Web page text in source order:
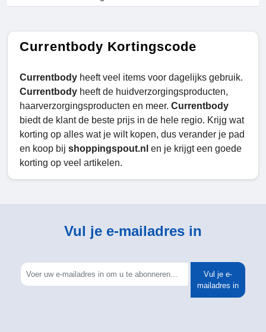
Currentbody Kortingscode
Currentbody heeft veel items voor dagelijks gebruik.
Currentbody heeft de huidverzorgingsproducten,
haarverzorgingsproducten en meer. Currentbody
biedt de klant de beste prijs in de hele regio. Krijg wat
korting op alles wat je wilt kopen, dus verander je pad
en koop bij shoppingspout.nl en je krijgt een goede
korting op veel artikelen.
Vul je e-mailadres in
Vul je e-
mailadres in